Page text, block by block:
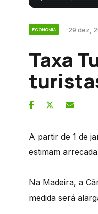
ECONOMIA 29 dez,
Taxa
A partir de 1 de
estimam
Na Madeira, a
medida será